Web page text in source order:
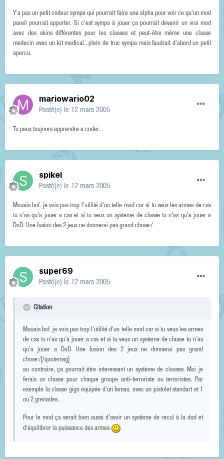
Y'a pas un petit codeur sympa qui pourrait faire une alpha pour voir ce qu'un mod
pareil pourrait apporter. Si c'est sympa à jouer ça pourrait devenir un vrai mod
avec des skins différentes pour les classes et peut-être même une classe
medecin avec un kit medical...plein de truc sympa mais faudrait d'abord un petit
apercu.
mariowario02
Posté(e) le 12 mars 2005
Tu peux toujours apprendre a coder...
spikel
Posté(e) le 12 mars 2005
Mouais bof. je vois pas trop l'utilité d'un telle mod car si tu veux les armes de css
tu n'as qu'a jouer a css et si tu veux un systeme de classe tu n'as qu'a jouer a
DoD. Une fusion des 2 jeux ne donnerai pas grand chose:/
super69
Posté(e) le 12 mars 2005
Citation
Mouais bof. je vois pas trop l'utilité d'un telle mod car si tu veux les armes
de css tu n'as qu'a jouer a css et si tu veux un systeme de classe tu n'as
qu'a jouer a DoD. Une fusion des 2 jeux ne donnerai pas grand
chose:/[/quotemsg]
au contraire, ça pourrait être interessant un système de classes. Moi je
ferais un classe pour chaque groupe anti-terroriste ou terroristes. Par
exemple la classe gign équipée d'un famas, avec un pistolet standart et 1
ou 2 grenades.
Pour le mod ça serait bien aussi d'avoir un système de recul à la dod et
d'équilibrer la puissance des armes